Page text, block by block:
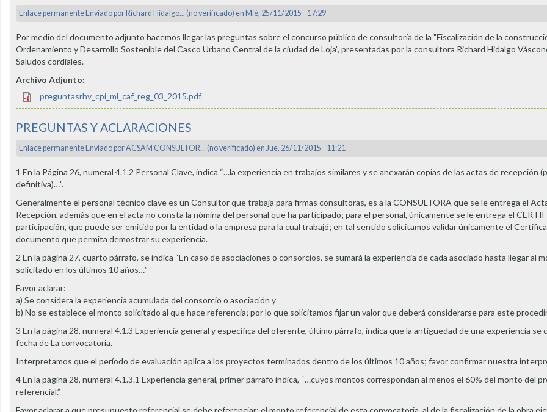
Enlace permanente Enviado por Richard Hidalgo... (no verificado) en Mié, 25/11/2015 - 17:29
Por medio del documento adjunto hacemos llegar las preguntas sobre el concurso público de consultoría de la "Fiscalización de la
Ordenamiento y Desarrollo Sostenible del Casco Urbano Central de la ciudad de Loja”, presentadas por la consultora Richard Hidalgo
Saludos cordiales.
Archivo Adjunto:
preguntasrhv_cpi_ml_caf_reg_03_2015.pdf
PREGUNTAS Y ACLARACIONES
Enlace permanente Enviado porACSAM CONSULTOR... (no verificado) en Jue, 26/11/2015 - 11:21
1 En la Página 26, numeral 4.1.2 Personal Clave, indica “…la experiencia en trabajos similares y se anexarán copias de las actas de recepción
definitiva)…”.
Generalmente el personal técnico clave es un Consultor que trabaja para firmas consultoras, es a la CONSULTORA que se le entrega el
Recepción, además que en el acta no consta la nómina del personal que ha participado; para el personal, únicamente se le entrega el
participación, que puede ser emitido por la entidad o la empresa para la cual trabajó; en tal sentido solicitamos validar únicamente el
documento que permita demostrar su experiencia.
2 En la página 27, cuarto párrafo, se indica “En caso de asociaciones o consorcios, se sumará la experiencia de cada asociado hasta llegar al
solicitado en los últimos 10 años…”
Favor aclarar:
a) Se considera la experiencia acumulada del consorcio o asociación y
b) No se establece el monto solicitado al que hace referencia; por lo que solicitamos fijar un valor que deberá considerarse para este
3 En la página 28, numeral 4.1.3 Experiencia general y específica del oferente, último párrafo, indica que la antigüedad de una experiencia se
fecha de La convocatoria.
Interpretamos que el período de evaluación aplica a los proyectos terminados dentro de los últimos 10 años; favor confirmar nuestra
4 En la página 28, numeral 4.1.3.1 Experiencia general, primer párrafo indica, “…cuyos montos correspondan al menos el 60% del monto del
referencial.”
Favor aclarar a que presupuesto referencial se debe referenciar: el monto referencial de esta convocatoria, al de la fiscalización de la obra